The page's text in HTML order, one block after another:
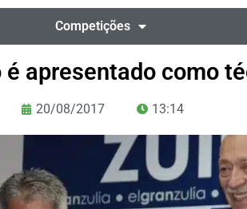
Competições
apresentado como
20/08/2017 13:14